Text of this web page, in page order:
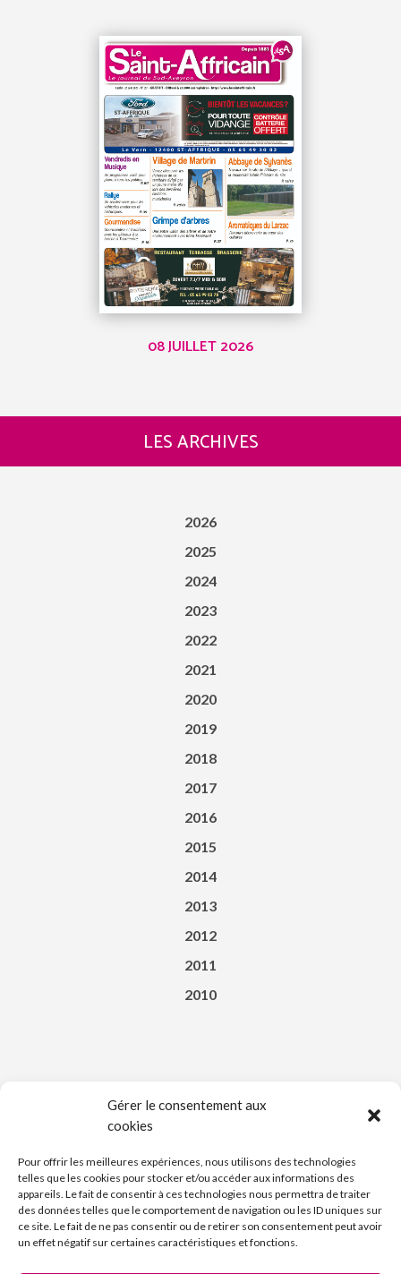
Gérer le consentement aux
cookies
Pour offrir les meilleures expériences, nous utilisons des technologies
telles que les cookies pour stocker et/ou accéder aux informations des
appareils. Le fait de consentir à ces technologies nous permettra de traiter
des données telles que le comportement de navigation ou les ID uniques sur
ce site. Le fait de ne pas consentir ou de retirer son consentement peut avoir
un effet négatif sur certaines caractéristiques et fonctions.
08 JUILLET 2026
LES ARCHIVES
2026
2025
2024
2023
2022
2021
2020
2019
2018
2017
2016
2015
2014
2013
2012
2011
2010
Téléchargez l’appli du Saint-Affricain